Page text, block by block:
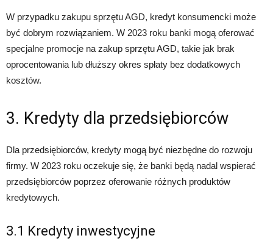
W przypadku zakupu sprzętu AGD, kredyt konsumencki może
być dobrym rozwiązaniem. W 2023 roku banki mogą oferować
specjalne promocje na zakup sprzętu AGD, takie jak brak
oprocentowania lub dłuższy okres spłaty bez dodatkowych
kosztów.
3. Kredyty dla przedsiębiorców
Dla przedsiębiorców, kredyty mogą być niezbędne do rozwoju
firmy. W 2023 roku oczekuje się, że banki będą nadal wspierać
przedsiębiorców poprzez oferowanie różnych produktów
kredytowych.
3.1 Kredyty inwestycyjne